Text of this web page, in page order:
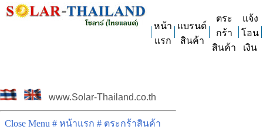
หน้า
แรก
แบรนด์
สินค้า
ตระ
กร้า
สินค้า
แจ้ง
โอน
เงิน
www.Solar-Thailand.co.th
Close Menu # หน้าแรก # ตระกร้าสินค้า